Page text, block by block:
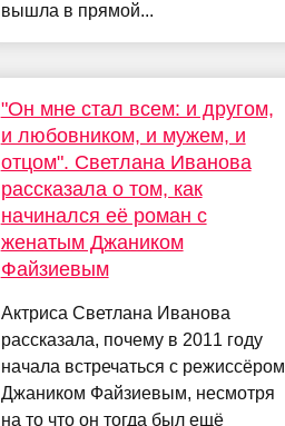
вышла в прямой...
"Он мне стал всем: и другом,
и любовником, и мужем, и
отцом". Светлана Иванова
рассказала о том, как
начинался её роман с
женатым Джаником
Файзиевым
Актриса Светлана Иванова
рассказала, почему в 2011 году
начала встречаться с режиссёром
Джаником Файзиевым, несмотря
на то что он тогда был ещё